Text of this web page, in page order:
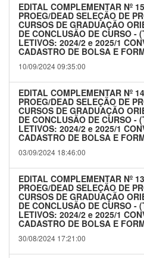
EDITAL COMPLEMENTAR Nº
PROEG/DEAD SELEÇÃO DE
CURSOS DE GRADUAÇÃO
DE CONCLUSÃO DE CURSO -
LETIVOS: 2024/2 e 2025/1
CADASTRO DE BOLSA E
10/09/2024 09:35:00
EDITAL COMPLEMENTAR Nº
PROEG/DEAD SELEÇÃO DE
CURSOS DE GRADUAÇÃO
DE CONCLUSÃO DE CURSO -
LETIVOS: 2024/2 e 2025/1
CADASTRO DE BOLSA E
03/09/2024 18:46:00
EDITAL COMPLEMENTAR Nº
PROEG/DEAD SELEÇÃO DE
CURSOS DE GRADUAÇÃO
DE CONCLUSÃO DE CURSO -
LETIVOS: 2024/2 e 2025/1
CADASTRO DE BOLSA E
30/08/2024 17:21:00